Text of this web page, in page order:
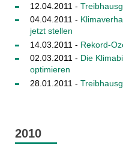
12.04.2011 -
04.04.2011 -
jetzt stellen
14.03.2011 - Rekord-
02.03.2011 - Die
optimieren
28.01.2011 -
2010